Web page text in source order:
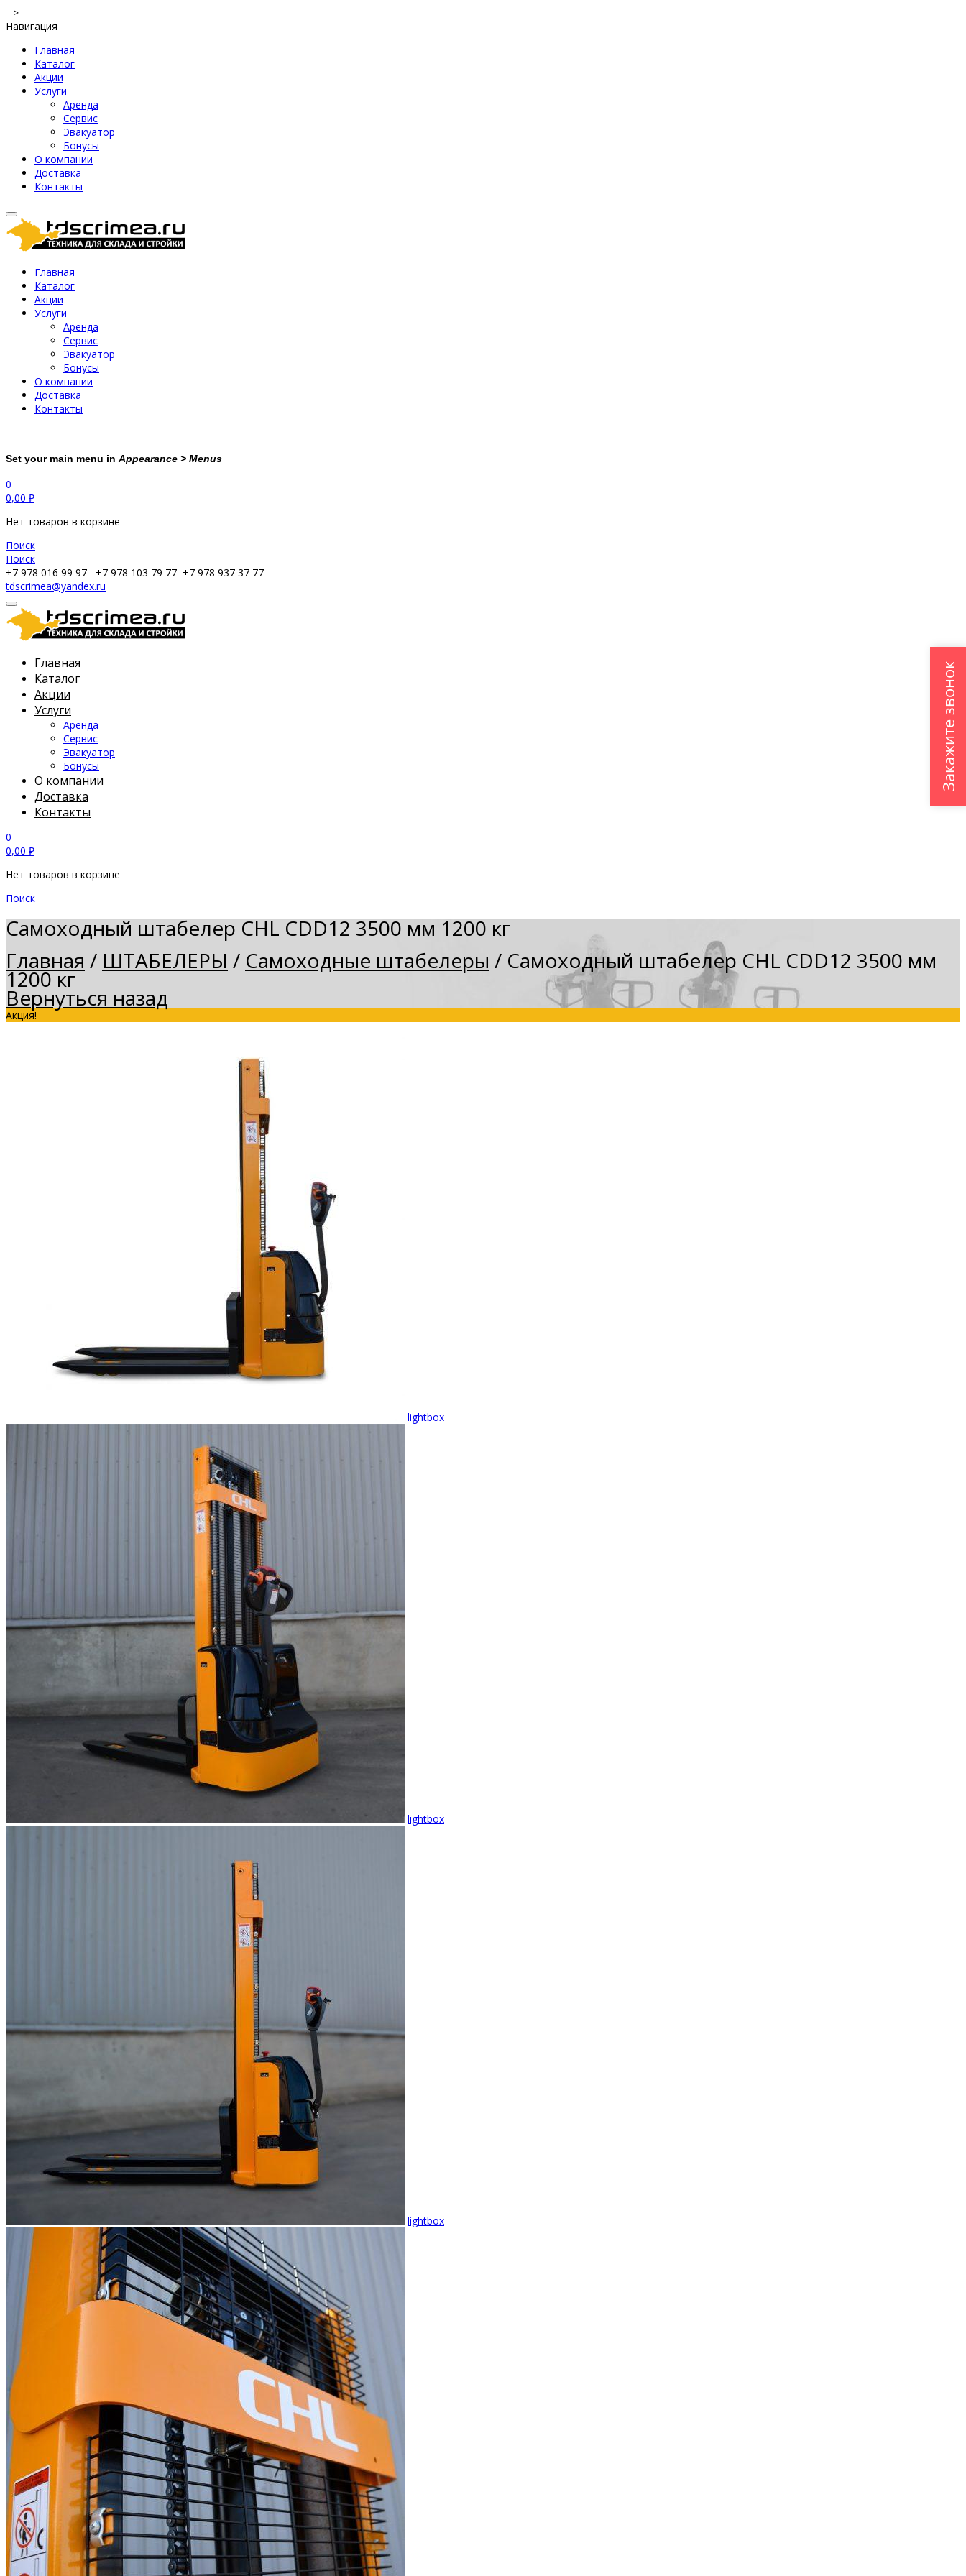
-->
Навигация
Главная
Каталог
Акции
Услуги
Аренда
Сервис
Эвакуатор
Бонусы
О компании
Доставка
Контакты
Главная
Каталог
Акции
Услуги
Аренда
Сервис
Эвакуатор
Бонусы
О компании
Доставка
Контакты
Set your main menu in Appearance > Menus
0
0,00 ₽
Нет товаров в корзине
Поиск
Поиск
+7 978 016 99 97
+7 978 103 79 77 +7 978 937 37 77
tdscrimea@yandex.ru
Главная
Каталог
Акции
Услуги
Аренда
Сервис
Эвакуатор
Бонусы
О компании
Доставка
Контакты
0
0,00 ₽
Нет товаров в корзине
Поиск
Самоходный штабелер CHL CDD12 3500 мм 1200 кг
Главная / ШТАБЕЛЕРЫ / Самоходные штабелеры / Самоходный штабелер CHL CDD12 3500 мм
1200 кг
Вернуться назад
Акция!
lightbox
lightbox
lightbox
Закажите звонок